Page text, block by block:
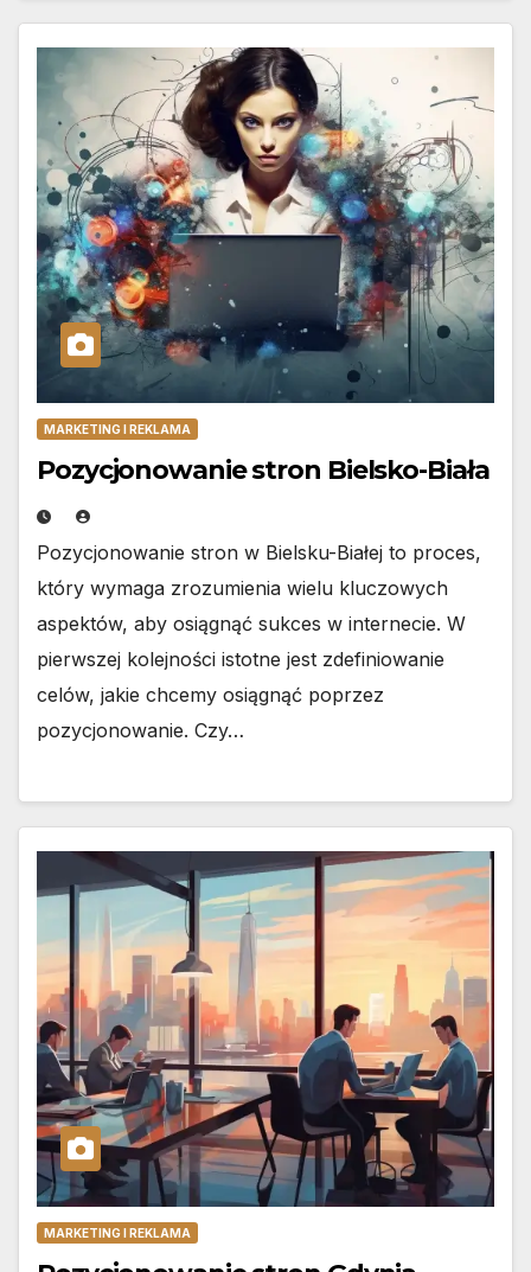
MARKETING I REKLAMA
Pozycjonowanie stron Bielsko-Biała
Pozycjonowanie stron w Bielsku-Białej to proces,
który wymaga zrozumienia wielu kluczowych
aspektów, aby osiągnąć sukces w internecie. W
pierwszej kolejności istotne jest zdefiniowanie
celów, jakie chcemy osiągnąć poprzez
pozycjonowanie. Czy…
MARKETING I REKLAMA